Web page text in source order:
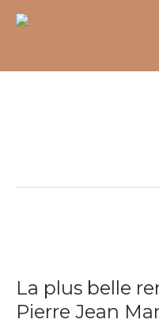
La plus belle
Pierre Jean
belle
rentrée